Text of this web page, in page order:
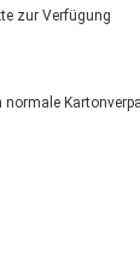
zur Verfügung